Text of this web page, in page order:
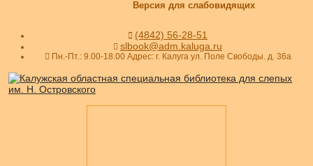
Версия для слабовидящих
(4842) 56-28-51
slbook@adm.kaluga.ru
Пн.-Пт.: 9.00-18.00 Адрес: г. Калуга ул. Поле Свободы. д. 36а